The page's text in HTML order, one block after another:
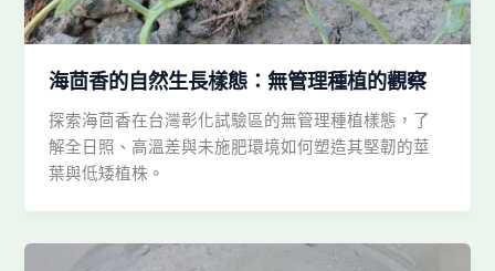
海茴香的自然生長樣態：無管理種植的觀察
探索海茴香在台灣彰化試驗區的無管理種植樣態，了
解全日照、高溫差與未施肥環境如何塑造其堅韌的莖
葉與低矮植株。